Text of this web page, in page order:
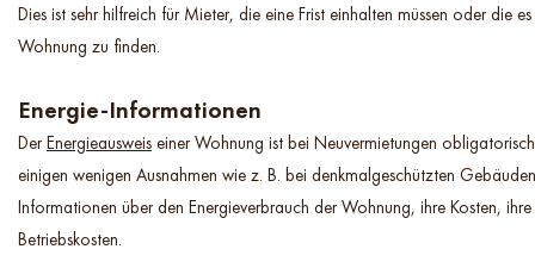
Dies ist sehr hilfreich für Mieter, die eine Frist einhalten müssen oder die
Wohnung zu finden.
Energie-Informationen
DerEnergieausweis einer Wohnung ist bei Neuvermietungen
einigen wenigen Ausnahmen wie z. B. bei denkmalgeschützten
Informationen über den Energieverbrauch der Wohnung, ihre Kosten,
Betriebskosten.